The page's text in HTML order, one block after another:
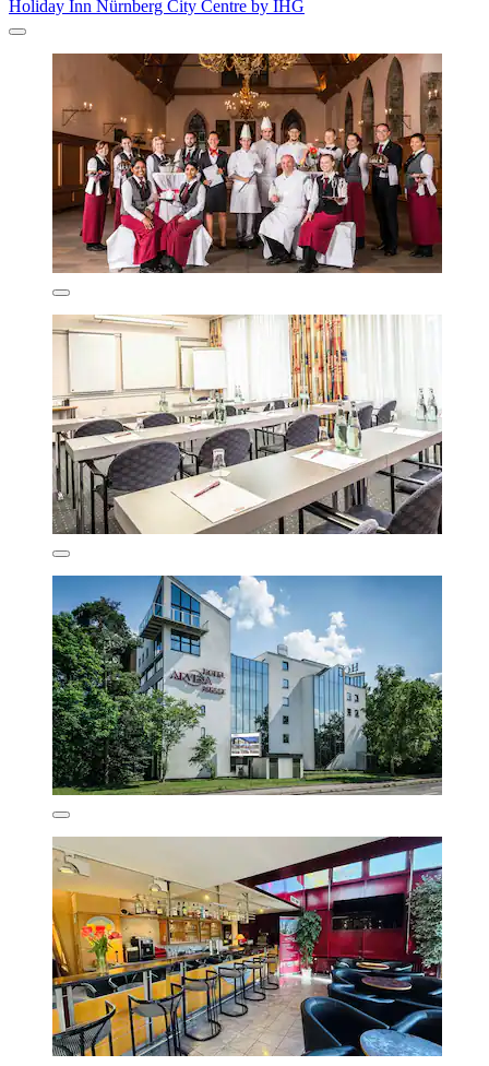
Holiday Inn Nürnberg City Centre by IHG